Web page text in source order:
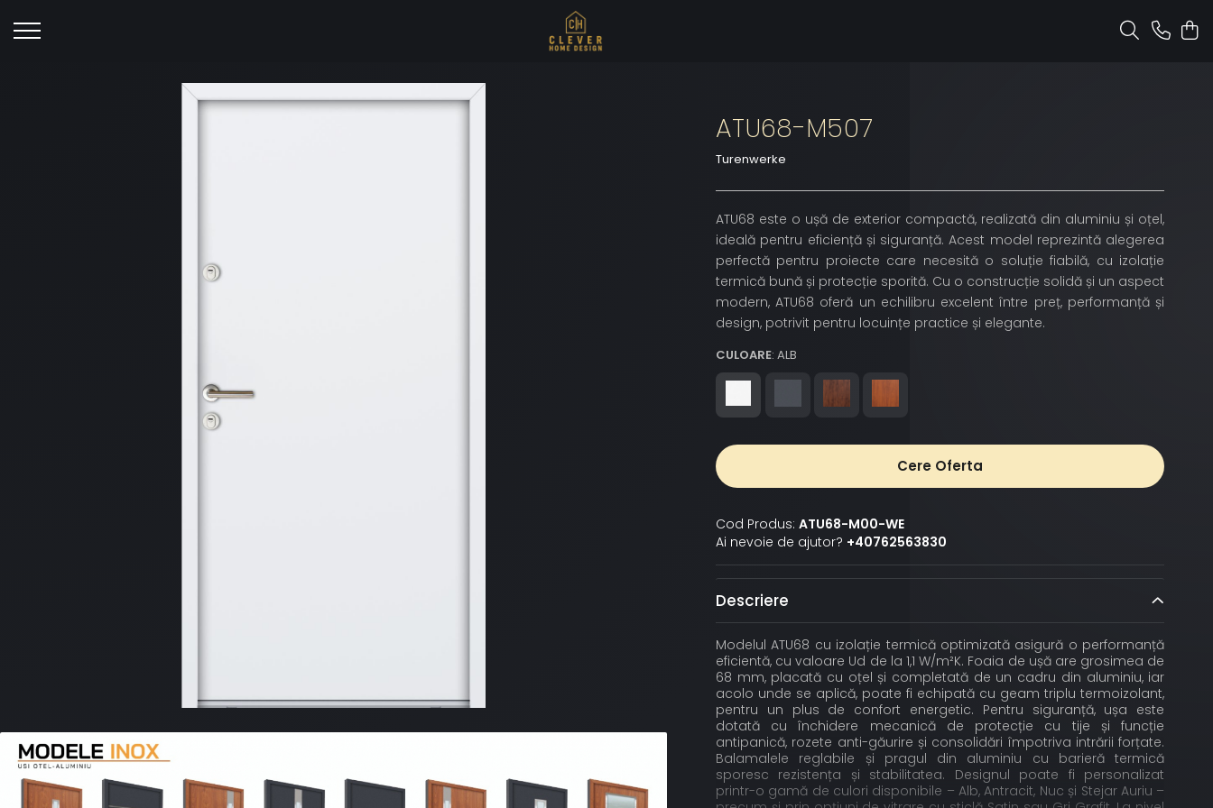
ATU68-M507
Turenwerke
ATU68 este o ușă de exterior compactă, realizată din aluminiu și oțel,
ideală pentru eficiență și siguranță. Acest model reprezintă alegerea
perfectă pentru proiecte care necesită o soluție fiabilă, cu izolație
termică bună și protecție sporită. Cu o construcție solidă și un aspect
modern, ATU68 oferă un echilibru excelent între preț, performanță și
design, potrivit pentru locuințe practice și elegante.
CULOARE: ALB
Cere Oferta
Cod Produs: ATU68-M00-WE
Ai nevoie de ajutor? +40762563830
Descriere
Modelul ATU68 cu izolație termică optimizată asigură o performanță
eficientă, cu valoare Ud de la 1,1 W/m²K. Foaia de ușă are grosimea de
68 mm, placată cu oțel și completată de un cadru din aluminiu, iar
acolo unde se aplică, poate fi echipată cu geam triplu termoizolant,
pentru un plus de confort energetic. Pentru siguranță, ușa este
dotată cu închidere mecanică de protecție cu tije și funcție
antipanică, rozete anti-găurire și consolidări împotriva intrării forțate.
Balamalele reglabile și pragul din aluminiu cu barieră termică
sporesc rezistența și stabilitatea. Designul poate fi personalizat
printr-o gamă de culori disponibile – Alb, Antracit, Nuc și Stejar Auriu –